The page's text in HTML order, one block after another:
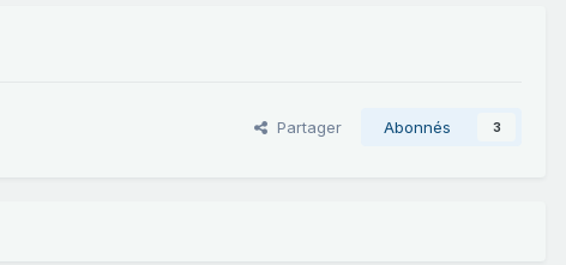
Partager Abonnés 3